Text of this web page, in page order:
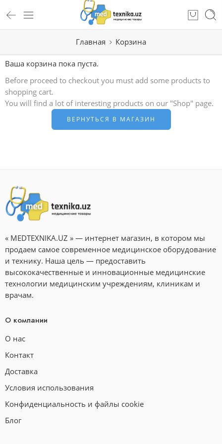
Главная Корзина
Ваша корзина пока пуста.
Before proceed to checkout you must add some products to
shopping cart.
You will find a lot of interesting products on our "Shop" page.
ВЕРНУТЬСЯ В МАГАЗИН
« MEDTEXNIKA.UZ » — интернет магазин, в котором мы
продаем самое современное медицинское оборудование
и технику. Наша цель — предоставить
высококачественные и инновационные медицинские
технологии медицинским учреждениям, клиникам и
врачам.
О компании
О нас
Контакт
Доставка
Условия использования
Конфиденциальность и файлы cookie
Блог